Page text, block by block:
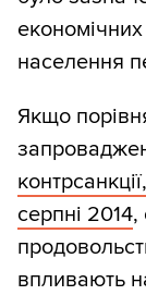
населення
Якщо
серпні 2014,
впливають